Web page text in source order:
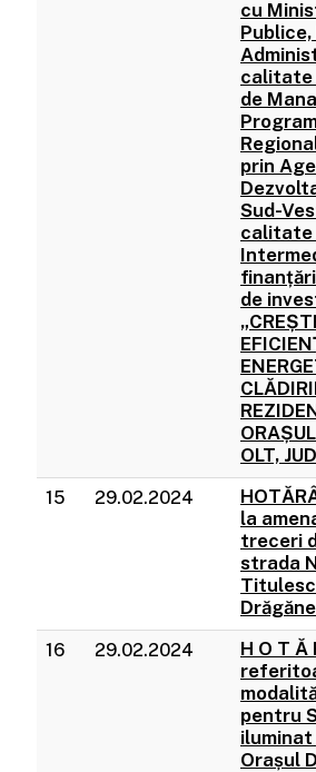
cu
calitate
de
prin
Sud-
calitate
de
OLT,
15 29.02.2024
la
treceri
strada
16 29.02.2024
H O T Ă
pentru
iluminat
Orașul